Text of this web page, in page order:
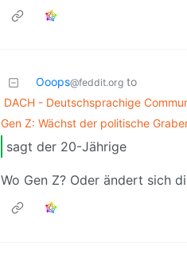
Ooops@feddit.org to
DACH - Deutschsprachige
Gen Z: Wächst der politische
sagt der 20-Jährige
Wo Gen Z? Oder ändert sich